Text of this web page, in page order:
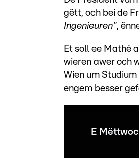
gëtt, och bei de
Ingenieuren",
Et soll ee Mathé
wieren awer och
Wien um
engem besser
E